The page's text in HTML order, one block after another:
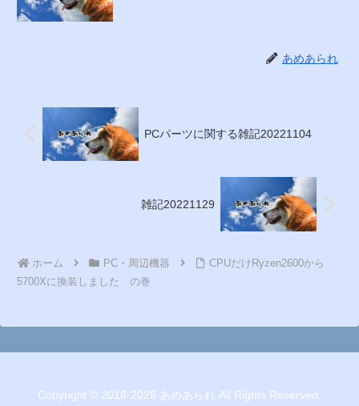
あめあられ
PCパーツに関する雑記20221104
雑記20221129
ホーム PC・周辺機器
CPUだけRyzen2600から
5700Xに換装しました の巻
Copyright © 2018-2026 あめあられ All Rights Reserved.